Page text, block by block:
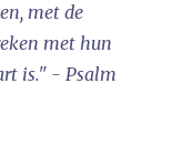
met de
met hun
is." - Psalm